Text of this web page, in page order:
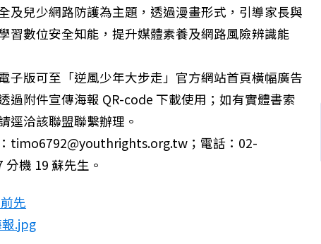
2026臺南文資月『文資印象派』繪畫徵件比賽」活動簡章
及兒少網路防護為主題，透過漫畫形式，引導家長與
習數位安全知能，提升媒體素養及網路風險辨識能
子版可至「逆風少年大步走」官方網站首頁橫幅廣告
過附件宣傳海報 QR-code 下載使用；如有實體書索
逕洽該聯盟聯繫辦理。
timo6792@youthrights.org.tw；電話：02-
分機 19 蘇先生。